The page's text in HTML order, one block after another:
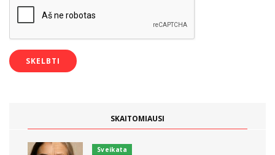
SKAITOMIAUSI
Sveikata